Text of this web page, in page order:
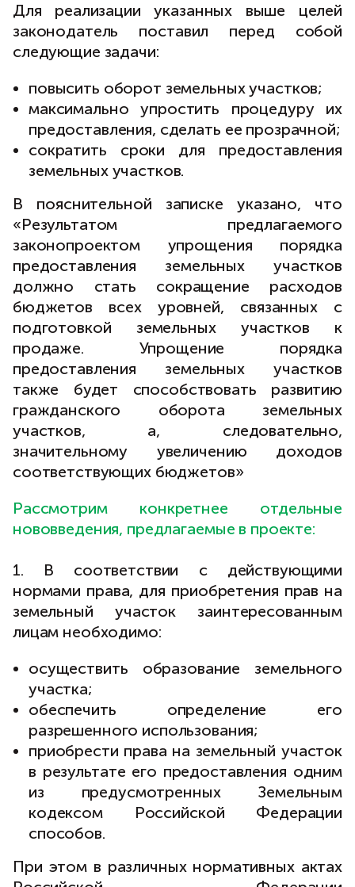
Для реализации указанных выше целей
законодатель поставил перед собой
следующие задачи:
повысить оборот земельных участков;
максимально упростить процедуру их
предоставления, сделать ее прозрачной;
сократить сроки для предоставления
земельных участков.
В пояснительной записке указано, что
«Результатом предлагаемого
законопроектом упрощения порядка
предоставления земельных участков
должно стать сокращение расходов
бюджетов всех уровней, связанных с
подготовкой земельных участков к
продаже. Упрощение порядка
предоставления земельных участков
также будет способствовать развитию
гражданского оборота земельных
участков, а, следовательно,
значительному увеличению доходов
соответствующих бюджетов»
Рассмотрим конкретнее отдельные
нововведения, предлагаемые в проекте:
1. В соответствии с действующими
нормами права, для приобретения прав на
земельный участок заинтересованным
лицам необходимо:
осуществить образование земельного
участка;
обеспечить определение его
разрешенного использования;
приобрести права на земельный участок
в результате его предоставления одним
из предусмотренных Земельным
кодексом Российской Федерации
способов.
При этом в различных нормативных актах